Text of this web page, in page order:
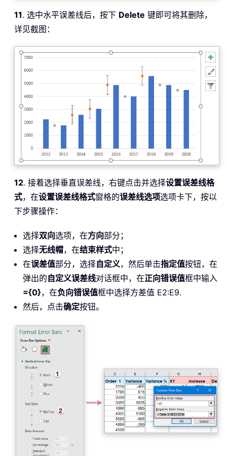
11. 选中水平误差线后，按下 Delete 键即可将其删除，
详见截图：
12. 接着选择垂直误差线，右键点击并选择设置误差线格
式，在设置误差线格式窗格的误差线选项选项卡下，按以
下步骤操作：
选择双向选项，在方向部分；
选择无线帽，在结束样式中；
在误差值部分，选择自定义，然后单击指定值按钮，在
弹出的自定义误差线对话框中，在正向错误值框中输入
={0}，在负向错误值框中选择方差值 E2:E9.
然后，点击确定按钮。